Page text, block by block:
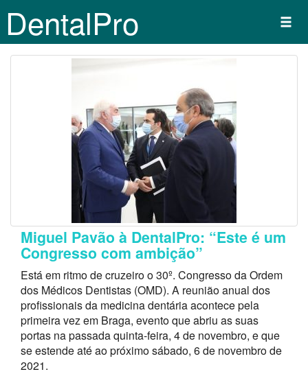
DentalPro
Miguel Pavão à DentalPro: “Este é um
Congresso com ambição”
Está em ritmo de cruzeiro o 30º. Congresso da Ordem
dos Médicos Dentistas (OMD). A reunião anual dos
profissionais da medicina dentária acontece pela
primeira vez em Braga, evento que abriu as suas
portas na passada quinta-feira, 4 de novembro, e que
se estende até ao próximo sábado, 6 de novembro de
2021.